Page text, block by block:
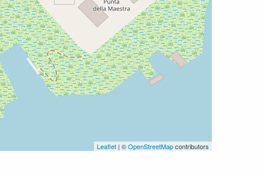
Leaflet | ©OpenStreetMapcontributors